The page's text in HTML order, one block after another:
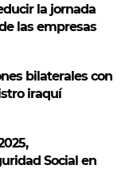
la jornada
las empresas
bilaterales con
iraquí
Social en